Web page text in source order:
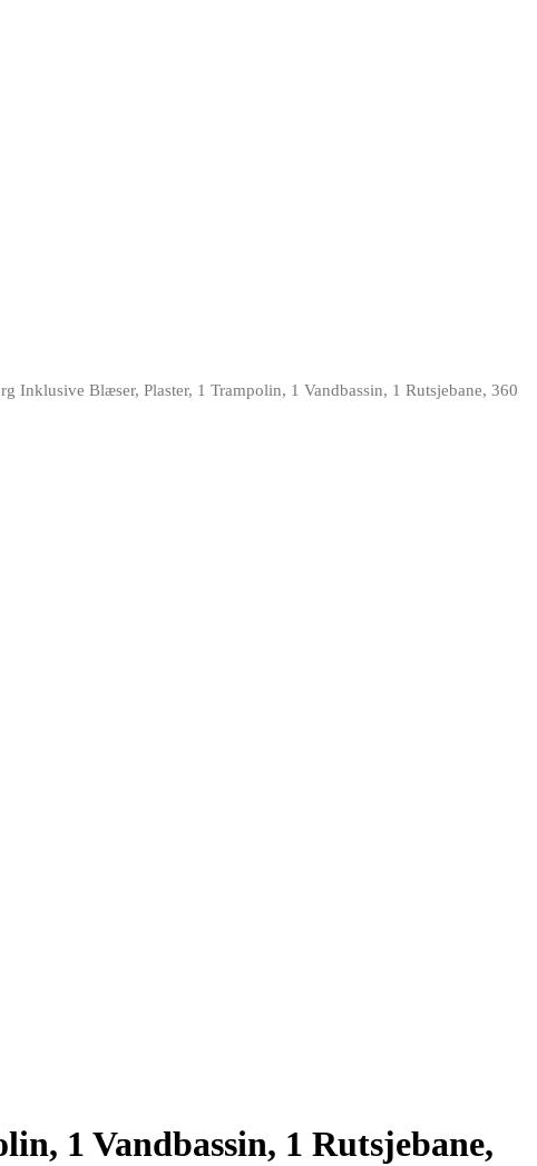
Inklusive Blæser, Plaster, 1 Trampolin, 1 Vandbassin, 1 Rutsjebane, 360
1 Vandbassin, 1 Rutsjebane,